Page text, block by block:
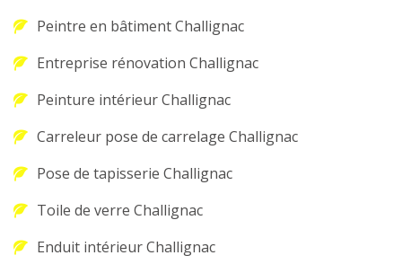
Peintre en bâtiment Challignac
Entreprise rénovation Challignac
Peinture intérieur Challignac
Carreleur pose de carrelage Challignac
Pose de tapisserie Challignac
Toile de verre Challignac
Enduit intérieur Challignac